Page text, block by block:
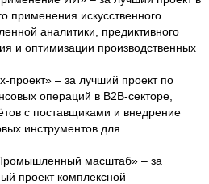
применения искусственного
аналитики, предиктивного
и оптимизации производственных
– за лучший проект по
операций в B2B-секторе,
с поставщиками и внедрение
инструментов для
масштаб» – за
проект комплексной